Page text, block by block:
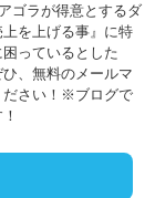
ゴラが得意とするダ
を上げる事』に特
っているとした
、無料のメールマ
ださい！※ブログで